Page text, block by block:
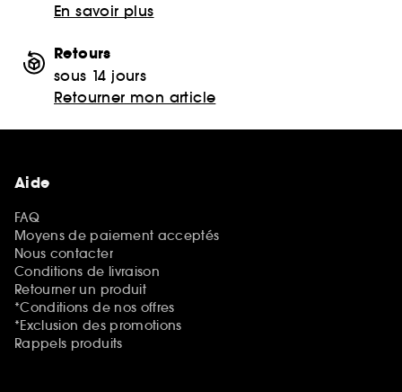
En savoir plus
Retours
sous 14 jours
Retourner mon article
Aide
FAQ
Moyens de paiement acceptés
Nous contacter
Conditions de livraison
Retourner un produit
*Conditions de nos offres
*Exclusion des promotions
Rappels produits